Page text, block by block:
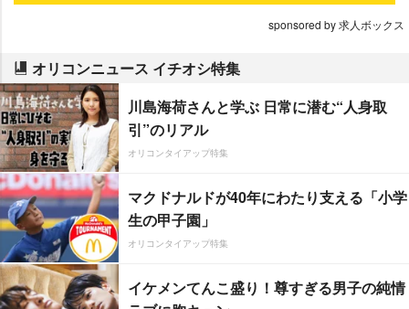
sponsored by 求人ボックス
オリコンニュース イチオシ特集
川島海荷さんと学ぶ 日常に潜む“人身取
引”のリアル
オリコンタイアップ特集
マクドナルドが40年にわたり支える「小学
生の甲子園」
オリコンタイアップ特集
イケメンてんこ盛り！尊すぎる男子の純情